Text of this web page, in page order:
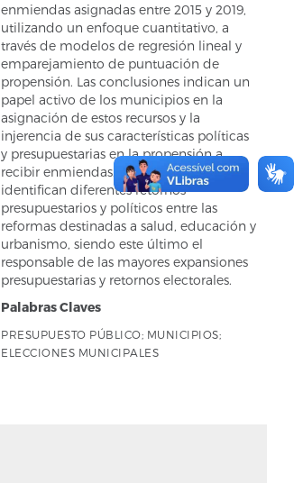
enmiendas asignadas entre 2015 y 2019,
utilizando un enfoque cuantitativo, a
través de modelos de regresión lineal y
emparejamiento de puntuación de
propensión. Las conclusiones indican un
papel activo de los municipios en la
asignación de estos recursos y la
injerencia de sus características políticas
y presupuestarias en la propensión a
recibir enmiendas. Además, se
identifican diferentes retornos
presupuestarios y políticos entre las
reformas destinadas a salud, educación y
urbanismo, siendo este último el
responsable de las mayores expansiones
presupuestarias y retornos electorales.
Palabras Claves
PRESUPUESTO PÚBLICO; MUNICIPIOS;
ELECCIONES MUNICIPALES